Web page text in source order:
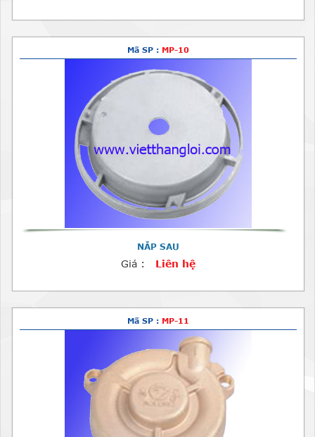
Mã SP : MP-10
NẮP SAU
Giá : Liên hệ
Mã SP : MP-11